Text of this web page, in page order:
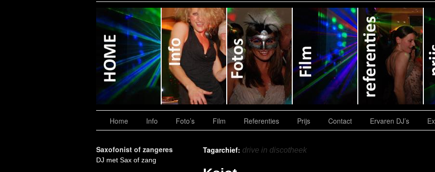
Home Info Foto’s Film Referenties Prijs Contact Ervaren DJ’s
Saxofonist of zangeres
DJ met Sax of zang
Tagarchief: drive in discotheek